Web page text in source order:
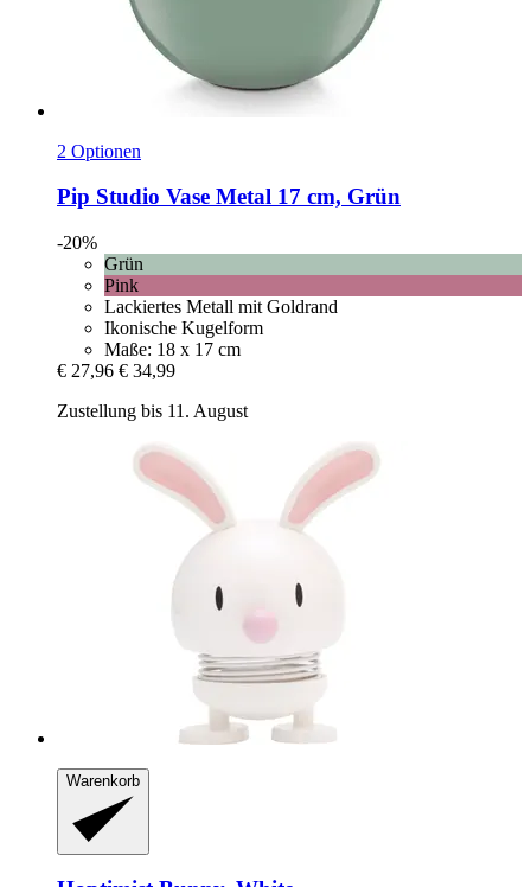
2 Optionen
Pip Studio Vase Metal 17 cm, Grün
-20%
Grün
Pink
Lackiertes Metall mit Goldrand
Ikonische Kugelform
Maße: 18 x 17 cm
€ 27,96 € 34,99
Zustellung bis 11. August
Warenkorb